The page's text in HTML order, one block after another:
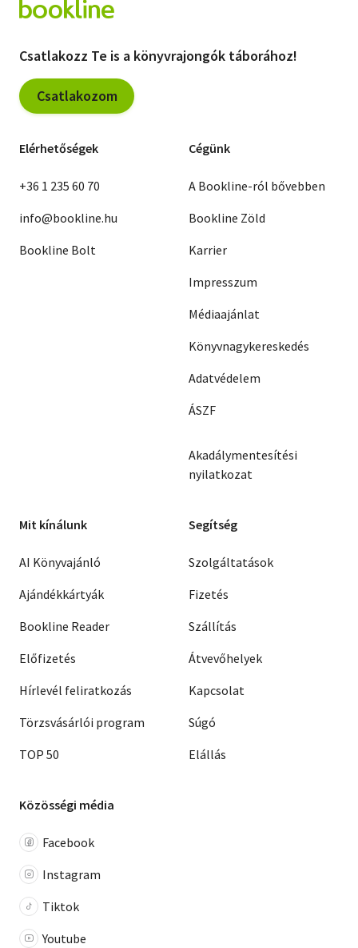
Csatlakozz Te is a könyvrajongók táborához!
Csatlakozom
Elérhetőségek
+36 1 235 60 70
info@bookline.hu
Bookline Bolt
Cégünk
A Bookline-ról bővebben
Bookline Zöld
Karrier
Impresszum
Médiaajánlat
Könyvnagykereskedés
Adatvédelem
ÁSZF
Akadálymentesítési
nyilatkozat
Mit kínálunk
AI Könyvajánló
Ajándékkártyák
Bookline Reader
Előfizetés
Hírlevél feliratkozás
Törzsvásárlói program
TOP 50
Segítség
Szolgáltatások
Fizetés
Szállítás
Átvevőhelyek
Kapcsolat
Súgó
Elállás
Közösségi média
Facebook
Instagram
Tiktok
Youtube